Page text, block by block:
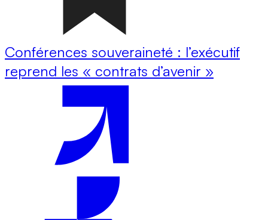
Conférences souveraineté : l’exécutif
reprend les « contrats d’avenir »